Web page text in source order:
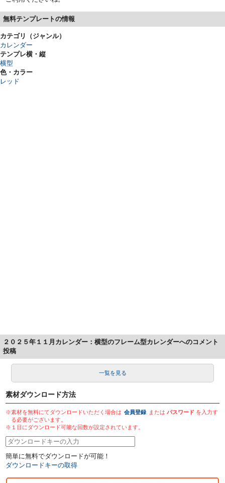
無料テンプレートの情報
カテゴリ（ジャンル）
カレンダー
テンプレ横・縦
横型
色・カラー
レッド
２０２５年１１月カレンダー：横型のフレーム型カレンダーへのコメント
投稿
一覧を見る
素材ダウンロード方法
※素材を無料にてダウンロードいただく場合は 会員登録 またはパスワード を入力す
る必要がございます。
※１日にダウンロード可能な回数が設定されています。
簡単に無料でダウンロードが可能！
ダウンロードキーの取得